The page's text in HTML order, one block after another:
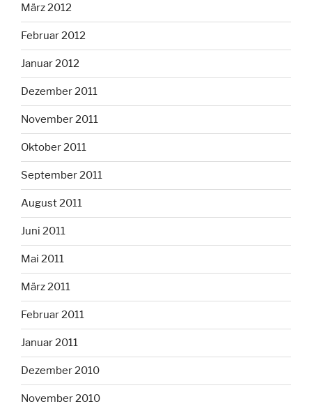
März 2012
Februar 2012
Januar 2012
Dezember 2011
November 2011
Oktober 2011
September 2011
August 2011
Juni 2011
Mai 2011
März 2011
Februar 2011
Januar 2011
Dezember 2010
November 2010